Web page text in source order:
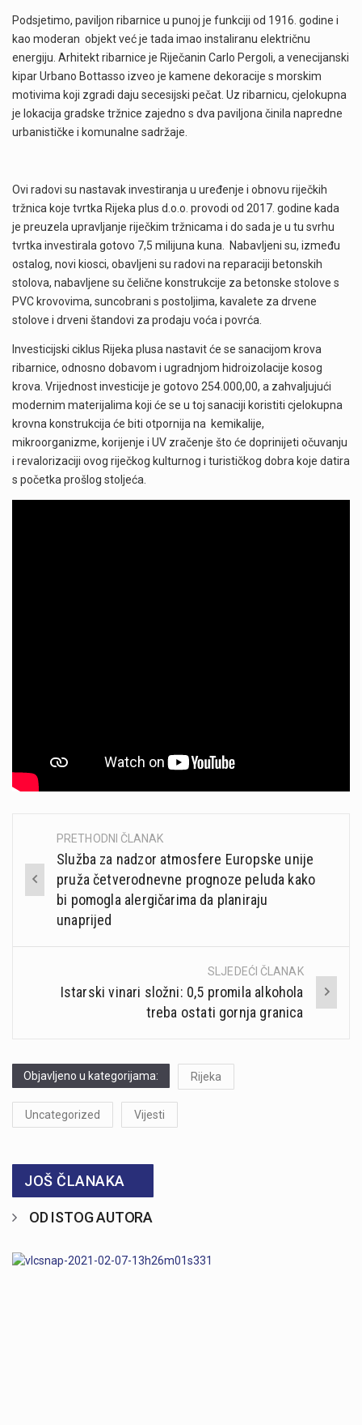
Podsjetimo, paviljon ribarnice u punoj je funkciji od 1916. godine i
kao moderan objekt već je tada imao instaliranu električnu
energiju. Arhitekt ribarnice je Riječanin Carlo Pergoli, a venecijanski
kipar Urbano Bottasso izveo je kamene dekoracije s morskim
motivima koji zgradi daju secesijski pečat. Uz ribarnicu, cjelokupna
je lokacija gradske tržnice zajedno s dva paviljona činila napredne
urbanističke i komunalne sadržaje.
Ovi radovi su nastavak investiranja u uređenje i obnovu riječkih
tržnica koje tvrtka Rijeka plus d.o.o. provodi od 2017. godine kada
je preuzela upravljanje riječkim tržnicama i do sada je u tu svrhu
tvrtka investirala gotovo 7,5 milijuna kuna. Nabavljeni su, između
ostalog, novi kiosci, obavljeni su radovi na reparaciji betonskih
stolova, nabavljene su čelične konstrukcije za betonske stolove s
PVC krovovima, suncobrani s postoljima, kavalete za drvene
stolove i drveni štandovi za prodaju voća i povrća.
Investicijski ciklus Rijeka plusa nastavit će se sanacijom krova
ribarnice, odnosno dobavom i ugradnjom hidroizolacije kosog
krova. Vrijednost investicije je gotovo 254.000,00, a zahvaljujući
modernim materijalima koji će se u toj sanaciji koristiti cjelokupna
krovna konstrukcija će biti otpornija na kemikalije,
mikroorganizme, korijenje i UV zračenje što će doprinijeti očuvanju
i revalorizaciji ovog riječkog kulturnog i turističkog dobra koje datira
s početka prošlog stoljeća.
Post
navigation
PRETHODNI ČLANAK
Služba za nadzor atmosfere Europske unije
pruža četverodnevne prognoze peluda kako
bi pomogla alergičarima da planiraju
unaprijed
SLJEDEĆI ČLANAK
Istarski vinari složni: 0,5 promila alkohola
treba ostati gornja granica
Objavljeno u kategorijama: Rijeka
Uncategorized Vijesti
JOŠ ČLANAKA
OD ISTOG AUTORA